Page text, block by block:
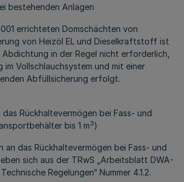
bestehenden Anlagen
errichteten Domschächten von
von Heizöl EL und Dieselkraftstoff ist
in der Regel nicht erforderlich,
im Vollschlauchsystem und mit einer
Abfüllsicherung erfolgt.
Rückhaltevermögen bei Fass- und
bis 1 m3)
an das Rückhaltevermögen bei Fass- und
sich aus der TRwS „Arbeitsblatt DWA-
Regelungen“ Nummer 4.1.2.